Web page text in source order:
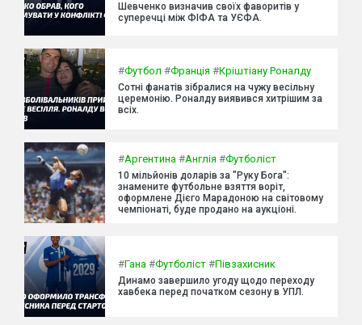
Шевченко визначив своїх фаворитів у
суперечці між ФІФА та УЄФА.
#Футбол #Франція #Кріштіану Роналду
Сотні фанатів зібралися на чужу весільну
церемонію. Роналду виявився хитрішим за
всіх.
#Аргентина #Англія #Футболіст
10 мільйонів доларів за "Руку Бога":
знамените футбольне взяття воріт,
оформлене Дієго Марадоною на світовому
чемпіонаті, буде продано на аукціоні.
#Гана #Футболіст #Півзахисник
Динамо завершило угоду щодо переходу
хавбека перед початком сезону в УПЛ.